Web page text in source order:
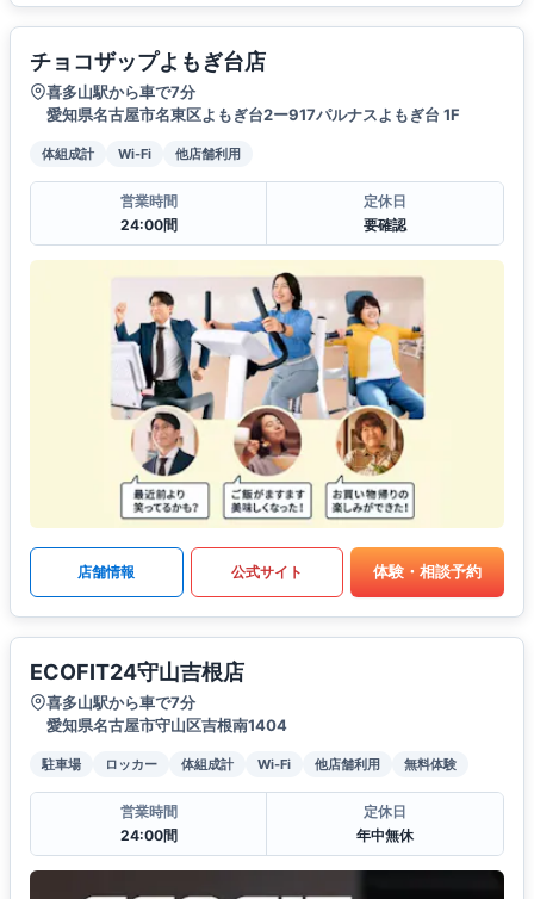
チョコザップよもぎ台店
喜多山駅から車で7分
愛知県名古屋市名東区よもぎ台2ー917パルナスよもぎ台 1F
体組成計 Wi-Fi 他店舗利用
営業時間
24:00間
定休日
要確認
店舗情報 公式サイト 体験・相談予約
ECOFIT24守山吉根店
喜多山駅から車で7分
愛知県名古屋市守山区吉根南1404
駐車場 ロッカー 体組成計 Wi-Fi 他店舗利用 無料体験
営業時間
24:00間
定休日
年中無休